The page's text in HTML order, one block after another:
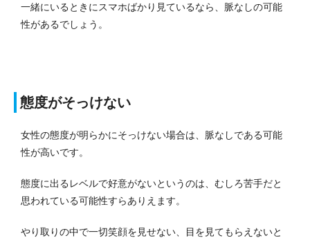
一緒にいるときにスマホばかり見ているなら、脈なしの可能
性があるでしょう。
態度がそっけない
女性の態度が明らかにそっけない場合は、脈なしである可能
性が高いです。
態度に出るレベルで好意がないというのは、むしろ苦手だと
思われている可能性すらありえます。
やり取りの中で一切笑顔を見せない、目を見てもらえないと